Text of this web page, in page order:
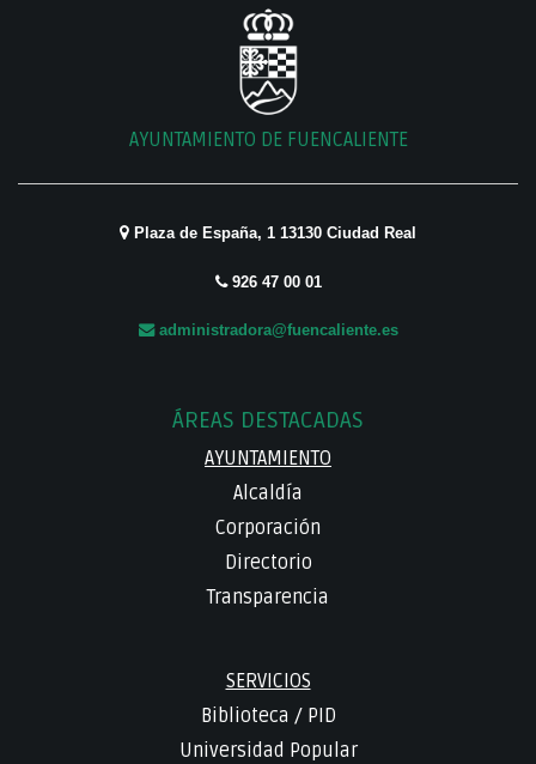
AYUNTAMIENTO DE FUENCALIENTE
Plaza de España, 1 13130 Ciudad Real
926 47 00 01
administradora@fuencaliente.es
ÁREAS DESTACADAS
AYUNTAMIENTO
Alcaldía
Corporación
Directorio
Transparencia
SERVICIOS
Biblioteca / PID
Universidad Popular